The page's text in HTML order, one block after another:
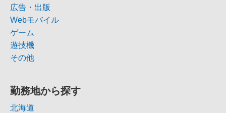
広告・出版
Webモバイル
ゲーム
遊技機
その他
勤務地から探す
北海道